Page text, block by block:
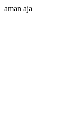
aman aja